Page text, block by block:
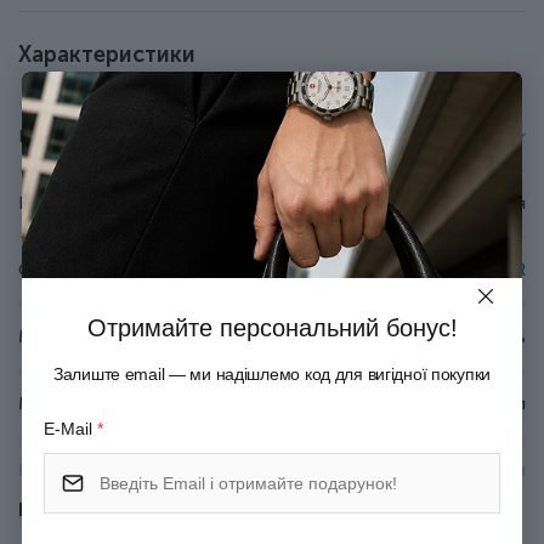
приблизно 3,5 км).
Стрижень у ручці змінний, тому ручку ви
використовуватимете багато років.
До ручки підходять кулькові та гелеві стрижні Parker.
Оригінальна подарункова коробка з сертифікатом.
Характеристики
Бренд Parker
Країна походження Франція
Серія JOTTER
Матеріал корпуса Неіржавна сталь
Матеріал покриття Полірований метал
Матеріал оздоблення
Показати всі
Отримайте персональний бонус!
Залиште email — ми надішлемо код для вигідної покупки
E-Mail *